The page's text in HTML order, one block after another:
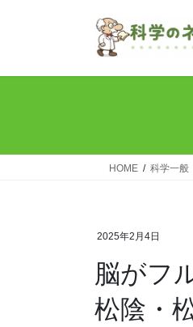
HOME 科学一般
2025年2月4日
脳がフ
松陰・